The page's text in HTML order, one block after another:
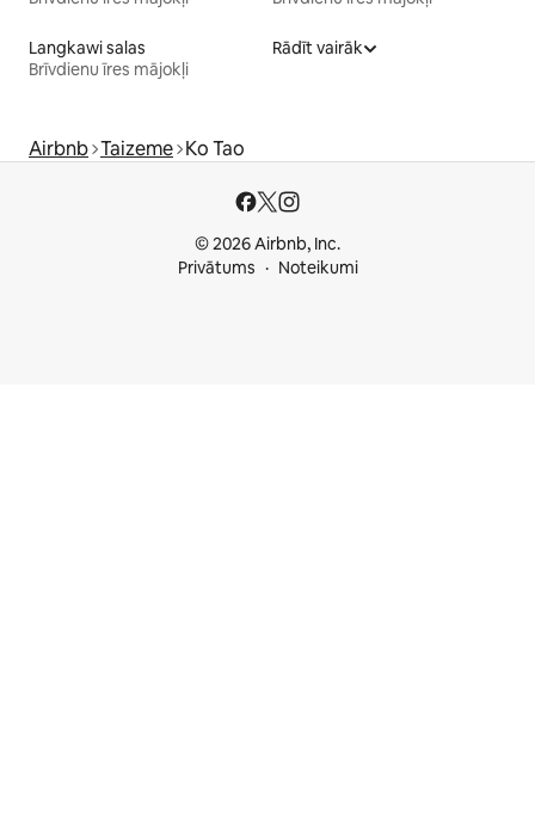
Langkawi salas
Brīvdienu īres mājokļi
Rādīt vairāk
Airbnb Taizeme Ko Tao
© 2026 Airbnb, Inc.
Privātums
Noteikumi